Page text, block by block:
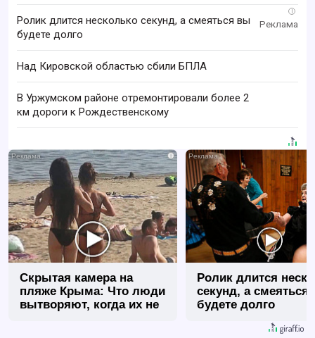
i
Ролик длится несколько секунд, а смеяться вы
будете долго
Над Кировской областью сбили БПЛА
В Уржумском районе отремонтировали более 2
км дороги к Рождественскому
i
Скрытая камера на
пляже Крыма: Что люди
вытворяют, когда их не
Ролик длится
секунд, а смеяться
будете долго